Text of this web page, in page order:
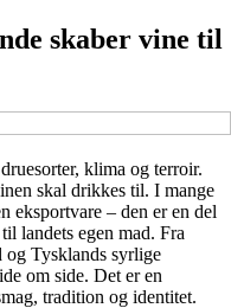
skaber vine til
klima og terroir.
skal drikkes til. I mange
eksportvare – den er en del
landets egen mad. Fra
og Tysklands syrlige
om side. Det er en
tradition og identitet.